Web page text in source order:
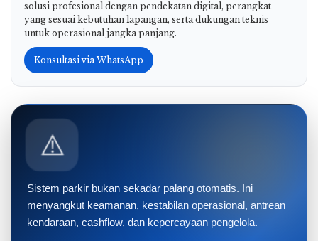
solusi profesional dengan pendekatan digital, perangkat
yang sesuai kebutuhan lapangan, serta dukungan teknis
untuk operasional jangka panjang.
Konsultasi via WhatsApp
⚠️
Sistem parkir bukan sekadar palang otomatis. Ini
menyangkut keamanan, kestabilan operasional, antrean
kendaraan, cashflow, dan kepercayaan pengelola.